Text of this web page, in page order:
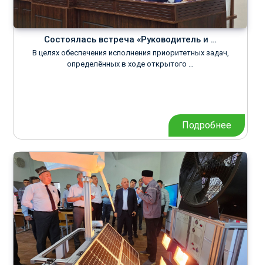
Состоялась встреча «Руководитель и …
В целях обеспечения исполнения приоритетных задач,
определённых в ходе открытого …
Подробнее